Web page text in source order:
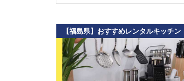
【福島県】おすすめレンタルキッチン